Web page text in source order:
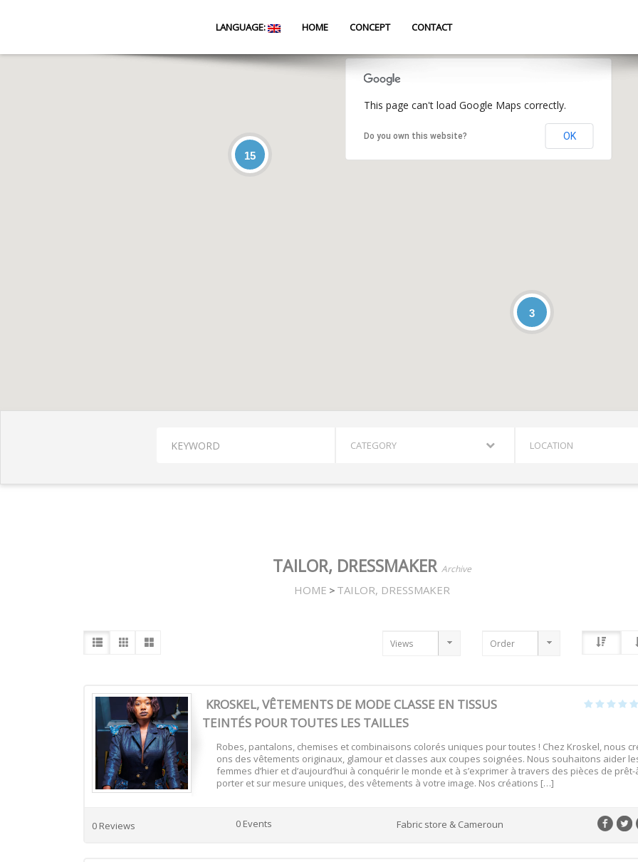
LANGUAGE: HOME CONCEPT CONTACT
15
3
This page can't load Google Maps correctly.
Do you own this website? OK
CATEGORY LOCATION
TAILOR, DRESSMAKER Archive
HOME > TAILOR, DRESSMAKER
KROSKEL, VÊTEMENTS DE MODE CLASSE EN TISSUS
TEINTÉS POUR TOUTES LES TAILLES
Robes, pantalons, chemises et combinaisons colorés uniques pour toutes ! Chez Kroskel, nous
ons des vêtements originaux, glamour et classes aux coupes soignées. Nous souhaitons aider
femmes d’hier et d’aujourd’hui à conquérir le monde et à s’exprimer à travers des pièces de prêt-
porter et sur mesure uniques, des vêtements à votre image. Nos créations […]
0 Reviews 0 Events Fabric store & Cameroun